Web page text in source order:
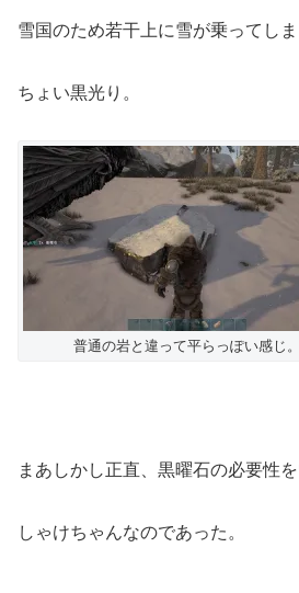
雪国のため若干上に雪が乗ってしま
ちょい黒光り。
普通の岩と違って平らっぽい感じ。
まあしかし正直、黒曜石の必要性
しゃけちゃんなのであった。